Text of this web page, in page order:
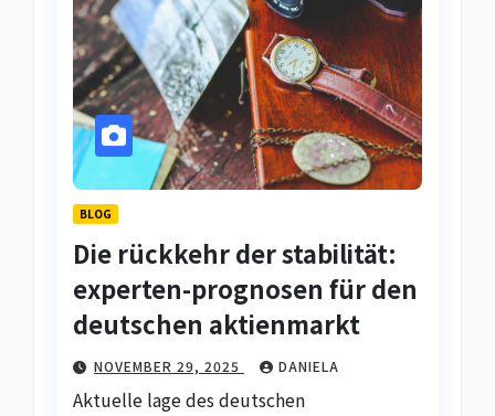
BLOG
Die rückkehr der stabilität:
experten-prognosen für den
deutschen aktienmarkt
NOVEMBER 29, 2025 DANIELA
Aktuelle lage des deutschen